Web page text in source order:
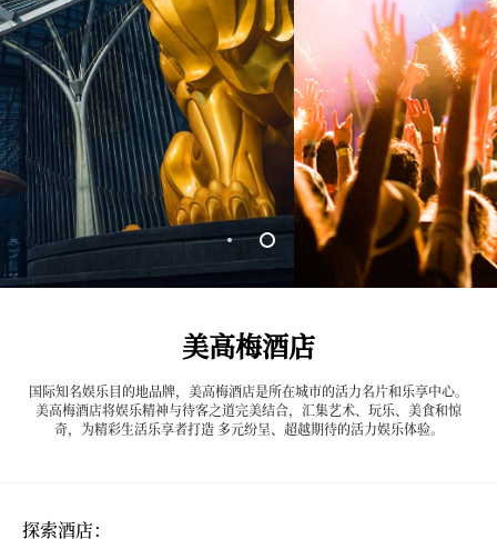
美高梅酒店
国际知名娱乐目的地品牌，美高梅酒店是所在城市的活力名片和乐享中心。
美高梅酒店将娱乐精神与待客之道完美结合，汇集艺术、玩乐、美食和惊
奇，为精彩生活乐享者打造 多元纷呈、超越期待的活力娱乐体验。
探索酒店：